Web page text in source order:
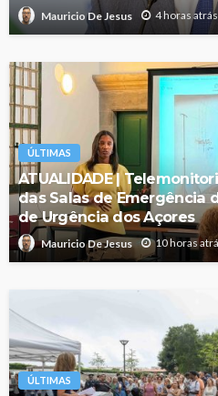
Mauricio De Jesus 4 horas atrás
ÚLTIMAS
ATUALIDADE |
das Salas de Emergência
de Urgência dos Açores
Mauricio De Jesus 10 horas
ÚLTIMAS